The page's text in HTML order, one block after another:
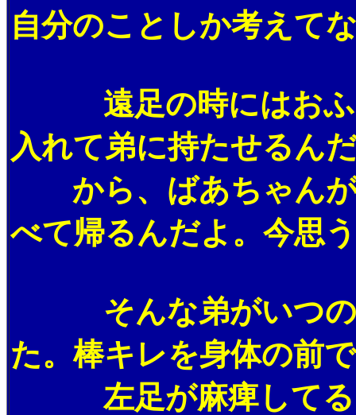
自分のことしか考えて
遠足の時にはおふく
入れて弟に持たせるん
から、ばあちゃんが
べて帰るんだよ。今思
そんな弟がいつの頃
た。棒キレを身体の前
左足が麻痺してるだ